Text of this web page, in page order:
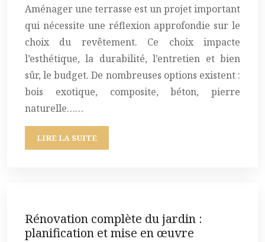
Aménager une terrasse est un projet important
qui nécessite une réflexion approfondie sur le
choix du revêtement. Ce choix impacte
l’esthétique, la durabilité, l’entretien et bien
sûr, le budget. De nombreuses options existent :
bois exotique, composite, béton, pierre
naturelle……
LIRE LA SUITE
Rénovation complète du jardin :
planification et mise en œuvre